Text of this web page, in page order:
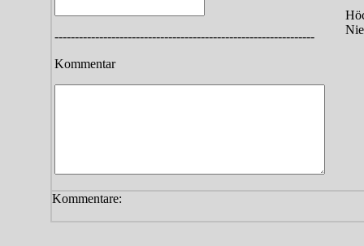
----------------------------------------------------------------
Kommentar
Kommentare: